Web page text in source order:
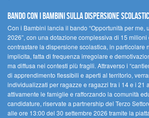
Bando Con i Bambini sulla dispersione
Con i Bambini lancia il bando “Opportunità per me,
2026”, con una dotazione complessiva di 15
contrastare la dispersione scolastica, in particolare
implicita, fatta di frequenza irregolare e
ma diffusa nei contesti più fragili. Attraverso i
di apprendimento flessibili e aperti al territorio,
individualizzati per ragazze e ragazzi tra i 14 e i 21
attivamente le famiglie e rafforzando la comunità
candidature, riservate a partnership del Terzo
alle ore 13:00 del 30 settembre 2026 tramite la